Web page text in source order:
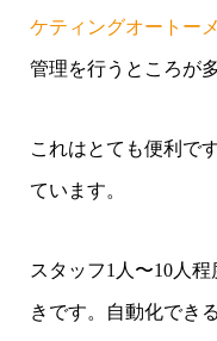
ケティングオートー
管理を行うところが
これはとても便利で
ています。
スタッフ1人〜10人
きです。自動化でき